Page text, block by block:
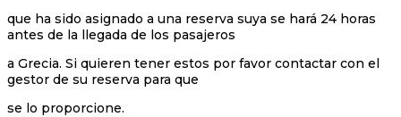
que ha sido asignado a una reserva suya se hará 24 horas
antes de la llegada de los pasajeros
a Grecia. Si quieren tener estos por favor contactar con el
gestor de su reserva para que
se lo proporcione.